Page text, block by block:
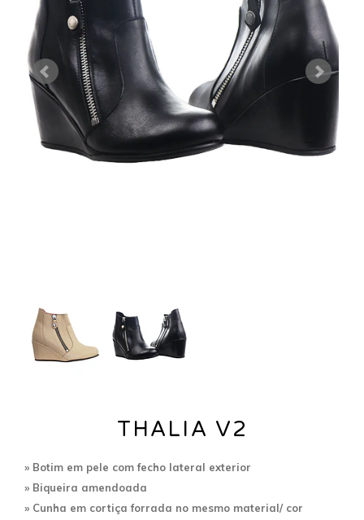
THALIA V2
» Botim em pele com fecho lateral exterior
» Biqueira amendoada
» Cunha em cortiça forrada no mesmo material/ cor